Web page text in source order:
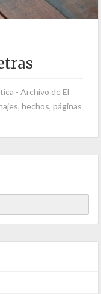
- Archivo de El
hechos, páginas